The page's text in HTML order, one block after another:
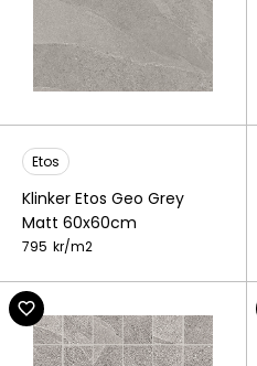
Etos
Klinker Etos Geo Grey
Matt 60x60cm
795 kr/m2